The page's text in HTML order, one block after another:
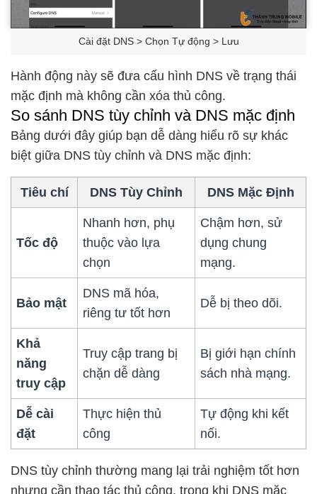
Cài đặt DNS > Chọn Tự động > Lưu
Hành động này sẽ đưa cấu hình DNS về trạng thái
mặc định mà không cần xóa thủ công.
So sánh DNS tùy chỉnh và DNS mặc định
Bảng dưới đây giúp bạn dễ dàng hiểu rõ sự khác
biệt giữa DNS tùy chỉnh và DNS mặc định:
Tiêu chí DNS Tùy Chỉnh DNS Mặc Định
Tốc độ
Nhanh hơn, phụ
thuộc vào lựa
chọn
Chậm hơn, sử
dụng chung
mạng.
Bảo mật
DNS mã hóa,
riêng tư tốt hơn
Dễ bị theo dõi.
Khả
năng
truy cập
Truy cập trang bị
chặn dễ dàng
Bị giới hạn chính
sách nhà mạng.
Dễ cài
đặt
Thực hiện thủ
công
Tự động khi kết
nối.
DNS tùy chỉnh thường mang lại trải nghiệm tốt hơn
nhưng cần thao tác thủ công, trong khi DNS mặc